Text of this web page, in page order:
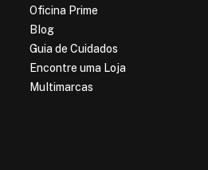
Oficina Prime
Blog
Guia de Cuidados
Encontre uma Loja
Multimarcas